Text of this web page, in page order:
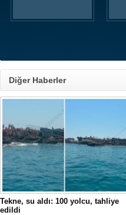
Diğer Haberler
Tekne, su aldı: 100 yolcu, tahliye
edildi